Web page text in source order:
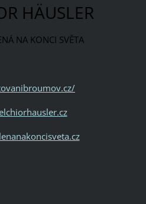
HÄUSLER
NA KONCI SVĚTA